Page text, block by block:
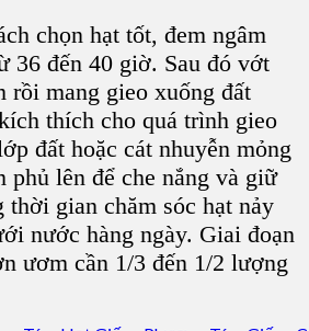
chọn hạt tốt, đem ngâm
36 đến 40 giờ. Sau đó vớt
rồi mang gieo xuống đất
thích cho quá trình gieo
đất hoặc cát nhuyễn mỏng
phủ lên để che nắng và giữ
thời gian chăm sóc hạt nảy
nước hàng ngày. Giai đoạn
ươm cần 1/3 đến 1/2 lượng